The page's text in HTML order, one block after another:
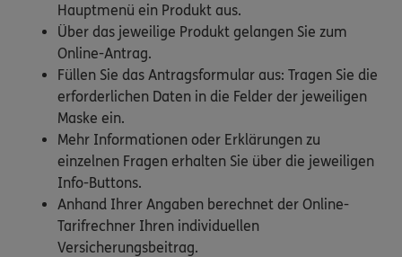
Hauptmenü ein Produkt aus.
Über das jeweilige Produkt gelangen Sie zum
Online-Antrag.
Füllen Sie das Antragsformular aus: Tragen Sie die
erforderlichen Daten in die Felder der jeweiligen
Maske ein.
Mehr Informationen oder Erklärungen zu
einzelnen Fragen erhalten Sie über die jeweiligen
Info-Buttons.
Anhand Ihrer Angaben berechnet der Online-
Tarifrechner Ihren individuellen
Versicherungsbeitrag.